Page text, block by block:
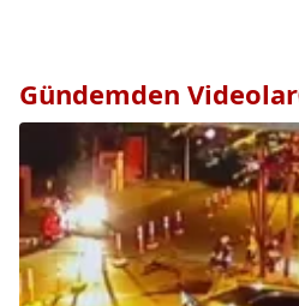
Gündemden Videolar